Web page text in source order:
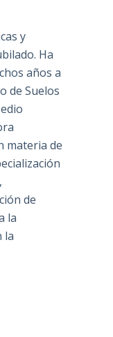
y
Ha
años a
de Suelos
materia de
de
la
la